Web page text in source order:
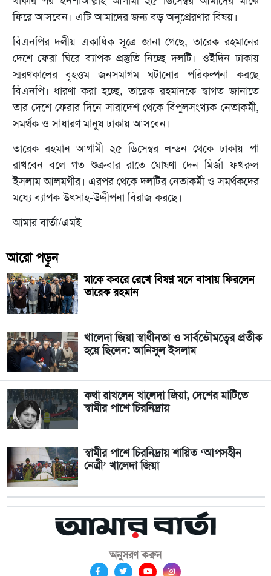
ফিরে আসবেন। এটি আমাদের জন্য বড় অনুপ্রেরণার বিষয়।
বিএনপির দলীয় একাধিক সূত্রে জানা গেছে, তারেক রহমানের
দেশে ফেরা ঘিরে ব্যাপক প্রস্তুতি নিচ্ছে দলটি। ওইদিন ঢাকায়
স্মরণকালের বৃহত্তম জনসমাগম ঘটানোর পরিকল্পনা করছে
বিএনপি। ধারণা করা হচ্ছে, তারেক রহমানকে স্বাগত জানাতে
তার দেশে ফেরার দিনে সারাদেশ থেকে বিপুলসংখ্যক নেতাকর্মী,
সমর্থক ও সাধারণ মানুষ ঢাকায় আসবেন।
তারেক রহমান আগামী ২৫ ডিসেম্বর লন্ডন থেকে ঢাকায় পা
রাখবেন বলে গত শুক্রবার রাতে ঘোষণা দেন মির্জা ফখরুল
ইসলাম আলমগীর। এরপর থেকে দলটির নেতাকর্মী ও সমর্থকদের
মধ্যে ব্যাপক উৎসাহ-উদ্দীপনা বিরাজ করছে।
আমার বার্তা/এমই
আরো পড়ুন
মাকে কবরে রেখে বিষণ্ন মনে বাসায় ফিরলেন
তারেক রহমান
খালেদা জিয়া স্বাধীনতা ও সার্বভৌমত্বের প্রতীক
হয়ে ছিলেন: আনিসুল ইসলাম
কথা রাখলেন খালেদা জিয়া, দেশের মাটিতে
স্বামীর পাশে চিরনিদ্রায়
স্বামীর পাশে চিরনিদ্রায় শায়িত ‘আপসহীন
নেত্রী’ খালেদা জিয়া
অনুসরণ করুন